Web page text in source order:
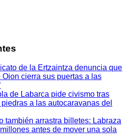
de la Ertzaintza denuncia que
cierra sus puertas a las
de Labarca pide civismo tras
a las autocaravanas del
también arrastra billetes: Labraza
antes de mover una sola